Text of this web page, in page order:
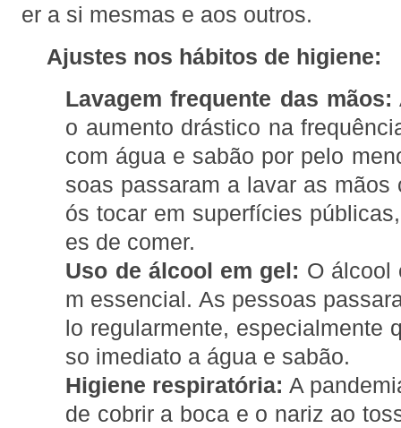
er a si mesmas e aos outros.
Ajustes nos hábitos de higiene:
Lavagem frequente das mãos:
o aumento drástico na
com água e sabão por pelo
soas passaram a lavar as mãos
ós tocar em superfícies
es de comer.
Uso de álcool em gel: O álcool
m essencial. As pessoas
lo regularmente, especialmente
so imediato a água e sabão.
Higiene respiratória: A
de cobrir a boca e o nariz ao